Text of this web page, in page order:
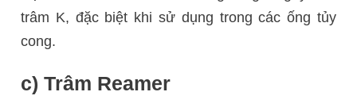
trâm K, đặc biệt khi sử dụng trong các ống tủy
cong.
c) Trâm Reamer